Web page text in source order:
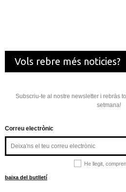
Vols rebre més noticies?
Subscriu-te al nostre newsletter i rebràs
setmana!
Correu electrònic
He llegit,
baixa del butlletí